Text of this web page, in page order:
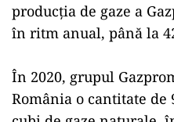
producţia de gaze a
în ritm anual, până la
În 2020, grupul
România o cantitate